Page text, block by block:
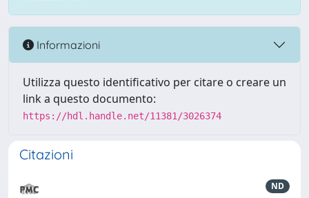
Informazioni
Utilizza questo identificativo per citare o creare un
link a questo documento:
https://hdl.handle.net/11381/3026374
Citazioni
ND